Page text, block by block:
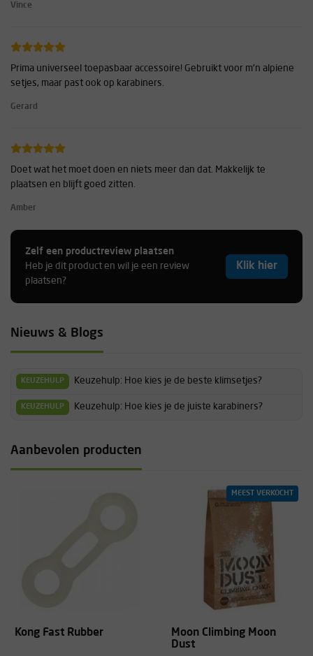
Vince
Prima universeel toepasbaar accessoire! Gebruikt voor m'n alpiene
setjes, maar past ook op karabiners.
Gerard
Doet wat het moet doen en niets meer dan dat. Makkelijk te
plaatsen en blijft goed zitten.
Amber
Handig, carabijn zit goed vast en hangt niet. Aanrader
net als bij de setjes.
Omschrijving was duidelijk, kan niet veel mis aan gaan, misschien is
het wel handiger als ze het in een apart zakje stoppen ipv los in de
Zelf een productreview plaatsen
Heb je dit product en wil je een review
plaatsen?
Klik hier
Nieuws & Blogs
KEUZEHULP Keuzehulp: Hoe kies je de beste klimsetjes?
KEUZEHULP Keuzehulp: Hoe kies je de juiste karabiners?
Aanbevolen producten
Kong Fast Rubber
MEEST VERKOCHT
Moon Climbing Moon
Dust